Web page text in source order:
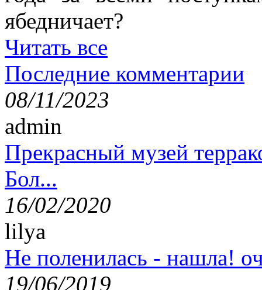
ябедничает?
Читать все
Последние комментарии
08/11/2023
admin
Прекрасный музей
Бол...
16/02/2020
lilya
Не поленилась - нашла!
19/06/2019